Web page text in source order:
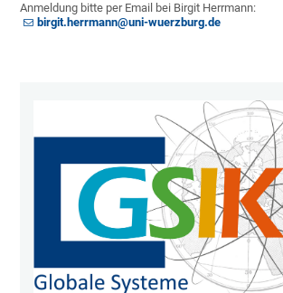
Anmeldung bitte per Email bei Birgit Herrmann:
birgit.herrmann@uni-wuerzburg.de